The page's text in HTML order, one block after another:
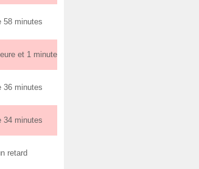
58 minutes
et 1 minute
36 minutes
34 minutes
retard